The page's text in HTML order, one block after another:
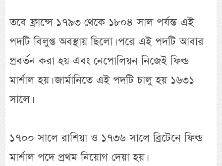
তবে ফ্রান্সে ১৭৯৩ থেকে ১৮০৪ সাল পর্যন্ত এই
পদটি বিলুপ্ত অবস্থায় ছিলো। পরে এই পদটি আবার
প্রবর্তন করা হয় এবং নেপোলিয়ন নিজেই ফিল্ড
মার্শাল হয়। জার্মানিতে এই পদটি চালু হয় ১৬৩১
সালে।
১৭০০ সালে রাশিয়া ও ১৭৩৬ সালে ব্রিটেনে ফিল্ড
মার্শাল পদে প্রথম নিয়োগ দেয়া হয়।